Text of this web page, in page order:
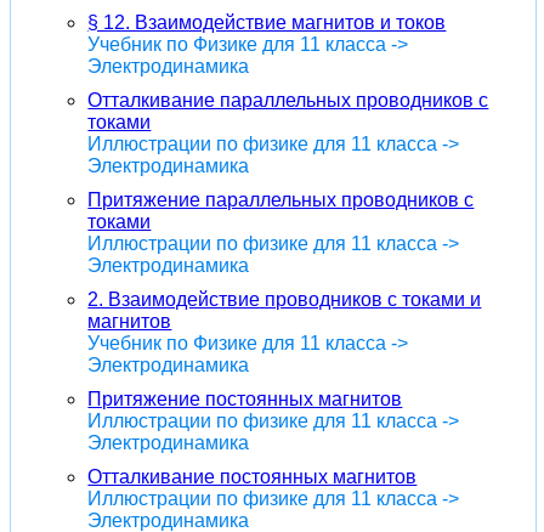
§ 12. Взаимодействие магнитов и токов
Учебник по Физике для 11 класса ->
Электродинамика
Отталкивание параллельных проводников с
токами
Иллюстрации по физике для 11 класса ->
Электродинамика
Притяжение параллельных проводников с
токами
Иллюстрации по физике для 11 класса ->
Электродинамика
2. Взаимодействие проводников с токами и
магнитов
Учебник по Физике для 11 класса ->
Электродинамика
Притяжение постоянных магнитов
Иллюстрации по физике для 11 класса ->
Электродинамика
Отталкивание постоянных магнитов
Иллюстрации по физике для 11 класса ->
Электродинамика